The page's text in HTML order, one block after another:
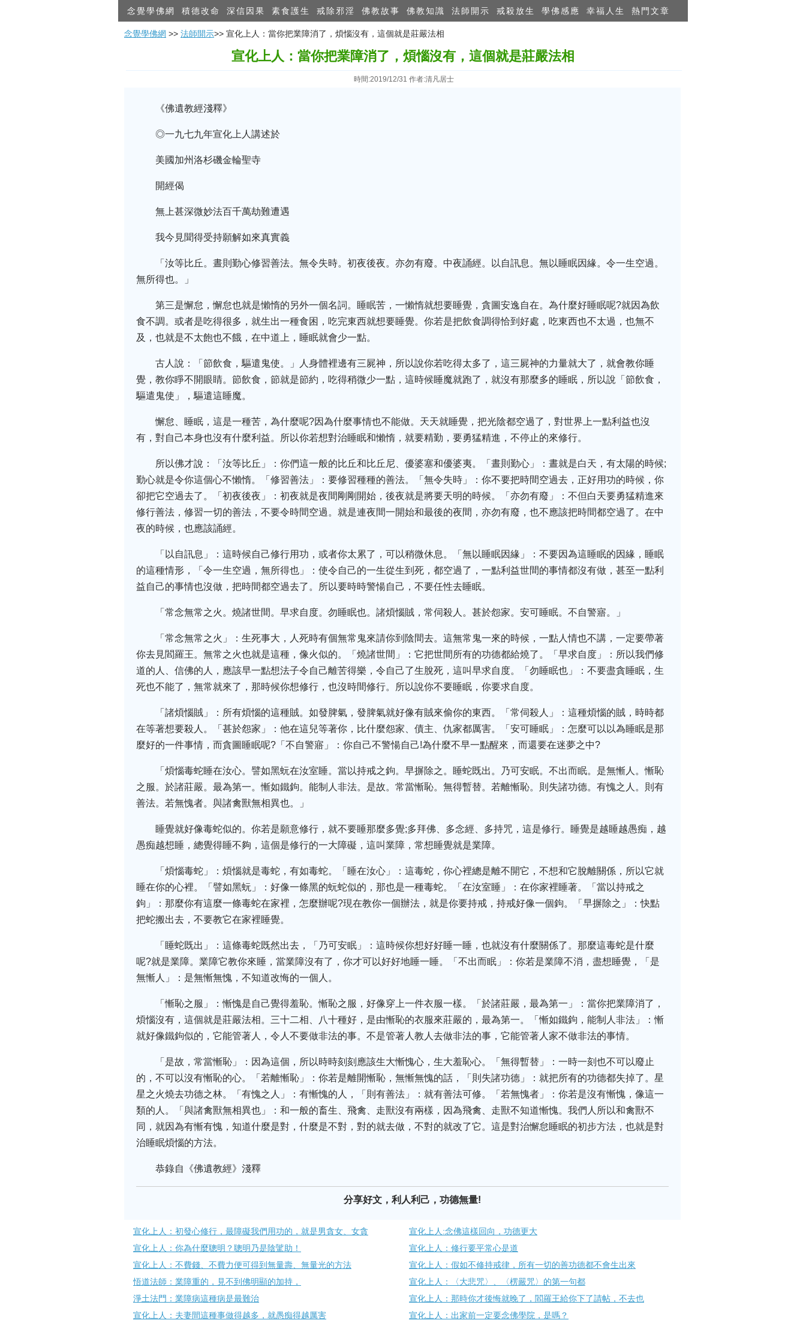
念覺學佛網 積德改命 深信因果 素食護生 戒除邪淫 佛教故事 佛教知識 法師開示 戒殺放生 學佛感應 幸福人生 熱門文章
念覺學佛網 >> 法師開示>> 宣化上人：當你把業障消了，煩惱沒有，這個就是莊嚴法相
宣化上人：當你把業障消了，煩惱沒有，這個就是莊嚴法相
時間:2019/12/31 作者:清凡居士
《佛遺教經淺釋》
◎一九七九年宣化上人講述於
美國加州洛杉磯金輪聖寺
開經偈
無上甚深微妙法百千萬劫難遭遇
我今見聞得受持願解如來真實義
「汝等比丘。晝則勤心修習善法。無令失時。初夜後夜。亦勿有廢。中夜誦經。以自訊息。無以睡眠因緣。令一生空過。
無所得也。」
第三是懈怠，懈怠也就是懶惰的另外一個名詞。睡眠苦，一懶惰就想要睡覺，貪圖安逸自在。為什麼好睡眠呢?就因為飲
食不調。或者是吃得很多，就生出一種食困，吃完東西就想要睡覺。你若是把飲食調得恰到好處，吃東西也不太過，也無不
及，也就是不太飽也不餓，在中道上，睡眠就會少一點。
古人說：「節飲食，驅遣鬼使。」人身體裡邊有三屍神，所以說你若吃得太多了，這三屍神的力量就大了，就會教你睡
覺，教你睜不開眼睛。節飲食，節就是節約，吃得稍微少一點，這時候睡魔就跑了，就沒有那麼多的睡眠，所以說「節飲食，
驅遣鬼使」，驅遣這睡魔。
懈怠、睡眠，這是一種苦，為什麼呢?因為什麼事情也不能做。天天就睡覺，把光陰都空過了，對世界上一點利益也沒
有，對自己本身也沒有什麼利益。所以你若想對治睡眠和懶惰，就要精勤，要勇猛精進，不停止的來修行。
所以佛才說：「汝等比丘」：你們這一般的比丘和比丘尼、優婆塞和優婆夷。「晝則勤心」：晝就是白天，有太陽的時候;
勤心就是令你這個心不懶惰。「修習善法」：要修習種種的善法。「無令失時」：你不要把時間空過去，正好用功的時候，你
卻把它空過去了。「初夜後夜」：初夜就是夜間剛剛開始，後夜就是將要天明的時候。「亦勿有廢」：不但白天要勇猛精進來
修行善法，修習一切的善法，不要令時間空過。就是連夜間一開始和最後的夜間，亦勿有廢，也不應該把時間都空過了。在中
夜的時候，也應該誦經。
「以自訊息」：這時候自己修行用功，或者你太累了，可以稍微休息。「無以睡眠因緣」：不要因為這睡眠的因緣，睡眠
的這種情形，「令一生空過，無所得也」：使令自己的一生從生到死，都空過了，一點利益世間的事情都沒有做，甚至一點利
益自己的事情也沒做，把時間都空過去了。所以要時時警愓自己，不要任性去睡眠。
「常念無常之火。燒諸世間。早求自度。勿睡眠也。諸煩惱賊，常伺殺人。甚於怨家。安可睡眠。不自警寤。」
「常念無常之火」：生死事大，人死時有個無常鬼來請你到陰間去。這無常鬼一來的時候，一點人情也不講，一定要帶著
你去見閻羅王。無常之火也就是這種，像火似的。「燒諸世間」：它把世間所有的功德都給燒了。「早求自度」：所以我們修
道的人、信佛的人，應該早一點想法子令自己離苦得樂，令自己了生脫死，這叫早求自度。「勿睡眠也」：不要盡貪睡眠，生
死也不能了，無常就來了，那時候你想修行，也沒時間修行。所以說你不要睡眠，你要求自度。
「諸煩惱賊」：所有煩惱的這種賊。如發脾氣，發脾氣就好像有賊來偷你的東西。「常伺殺人」：這種煩惱的賊，時時都
在等著想要殺人。「甚於怨家」：他在這兒等著你，比什麼怨家、債主、仇家都厲害。「安可睡眠」：怎麼可以以為睡眠是那
麼好的一件事情，而貪圖睡眠呢?「不自警寤」：你自己不警愓自己!為什麼不早一點醒來，而還要在迷夢之中?
「煩惱毒蛇睡在汝心。譬如黑蚖在汝室睡。當以持戒之鉤。早摒除之。睡蛇既出。乃可安眠。不出而眠。是無慚人。慚恥
之服。於諸莊嚴。最為第一。慚如鐵鉤。能制人非法。是故。常當慚恥。無得暫替。若離慚恥。則失諸功德。有愧之人。則有
善法。若無愧者。與諸禽獸無相異也。」
睡覺就好像毒蛇似的。你若是願意修行，就不要睡那麼多覺;多拜佛、多念經、多持咒，這是修行。睡覺是越睡越愚痴，越
愚痴越想睡，總覺得睡不夠，這個是修行的一大障礙，這叫業障，常想睡覺就是業障。
「煩惱毒蛇」：煩惱就是毒蛇，有如毒蛇。「睡在汝心」：這毒蛇，你心裡總是離不開它，不想和它脫離關係，所以它就
睡在你的心裡。「譬如黑蚖」：好像一條黑的蚖蛇似的，那也是一種毒蛇。「在汝室睡」：在你家裡睡著。「當以持戒之
鉤」：那麼你有這麼一條毒蛇在家裡，怎麼辦呢?現在教你一個辦法，就是你要持戒，持戒好像一個鉤。「早摒除之」：快點
把蛇搬出去，不要教它在家裡睡覺。
「睡蛇既出」：這條毒蛇既然出去，「乃可安眠」：這時候你想好好睡一睡，也就沒有什麼關係了。那麼這毒蛇是什麼
呢?就是業障。業障它教你來睡，當業障沒有了，你才可以好好地睡一睡。「不出而眠」：你若是業障不消，盡想睡覺，「是
無慚人」：是無慚無愧，不知道改悔的一個人。
「慚恥之服」：慚愧是自己覺得羞恥。慚恥之服，好像穿上一件衣服一樣。「於諸莊嚴，最為第一」：當你把業障消了，
煩惱沒有，這個就是莊嚴法相。三十二相、八十種好，是由慚恥的衣服來莊嚴的，最為第一。「慚如鐵鉤，能制人非法」：慚
就好像鐵鉤似的，它能管著人，令人不要做非法的事。不是管著人教人去做非法的事，它能管著人家不做非法的事情。
「是故，常當慚恥」：因為這個，所以時時刻刻應該生大慚愧心，生大羞恥心。「無得暫替」：一時一刻也不可以廢止
的，不可以沒有慚恥的心。「若離慚恥」：你若是離開慚恥，無慚無愧的話，「則失諸功德」：就把所有的功德都失掉了。星
星之火燒去功德之林。「有愧之人」：有慚愧的人，「則有善法」：就有善法可修。「若無愧者」：你若是沒有慚愧，像這一
類的人。「與諸禽獸無相異也」：和一般的畜生、飛禽、走獸沒有兩樣，因為飛禽、走獸不知道慚愧。我們人所以和禽獸不
同，就因為有慚有愧，知道什麼是對，什麼是不對，對的就去做，不對的就改了它。這是對治懈怠睡眠的初步方法，也就是對
治睡眠煩惱的方法。
恭錄自《佛遺教經》淺釋
分享好文，利人利己，功德無量!
宣化上人：初發心修行，最障礙我們用功的，就是男貪女、女貪
宣化上人:念佛這樣回向，功德更大
宣化上人：你為什麼聰明？聰明乃是陰騭助！
宣化上人：修行要平常心是道
宣化上人：不費錢、不費力便可得到無量壽、無量光的方法
宣化上人：假如不修持戒律，所有一切的善功德都不會生出來
悟道法師：業障重的，見不到佛明顯的加持，
宣化上人：​〈大悲咒〉、〈楞嚴咒〉的第一句都
淨土法門：業障病這種病是最難治
宣化上人：那時你才後悔就晚了，閻羅王給你下了請帖，不去也
宣化上人：夫妻間這種事做得越多，就愚痴得越厲害
宣化上人：出家前一定要念佛學院，是嗎？